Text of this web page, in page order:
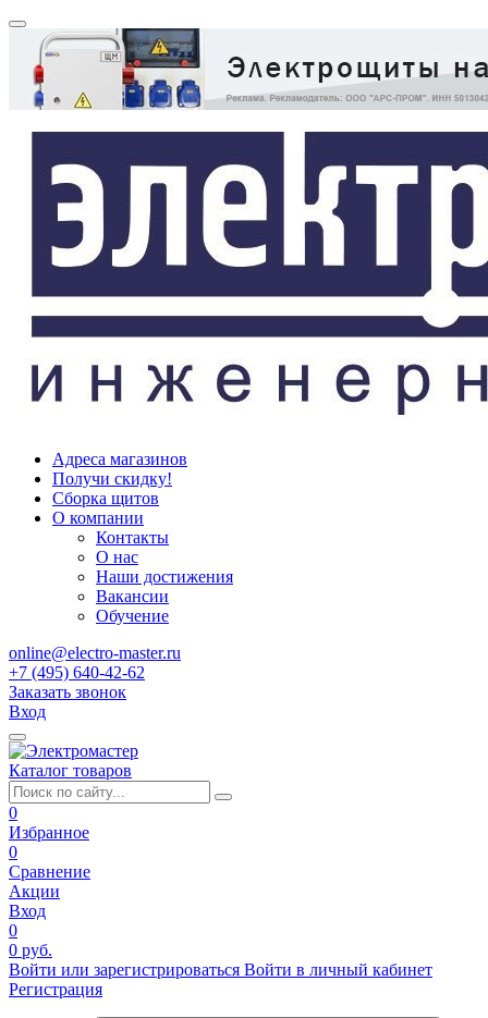
Адреса магазинов
Получи скидку!
Сборка щитов
О компании
Контакты
О нас
Наши достижения
Вакансии
Обучение
online@electro-master.ru
+7 (495) 640-42-62
Заказать звонок
Вход
Каталог товаров
0
Избранное
0
Сравнение
Акции
Вход
0
0 руб.
Войти или зарегистрироваться Войти в личный кабинет
Регистрация